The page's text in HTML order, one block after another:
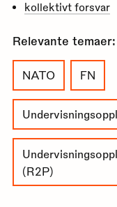
kollektivt forsvar
Relevante temaer:
NATO FN
(R2P)